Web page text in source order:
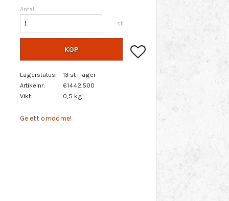
Antal
st
KÖP Lägg till i favoriter
Lagerstatus
13 st i lager
Artikelnr
61442.500
Vikt
0,5 kg
Ge ett omdöme!